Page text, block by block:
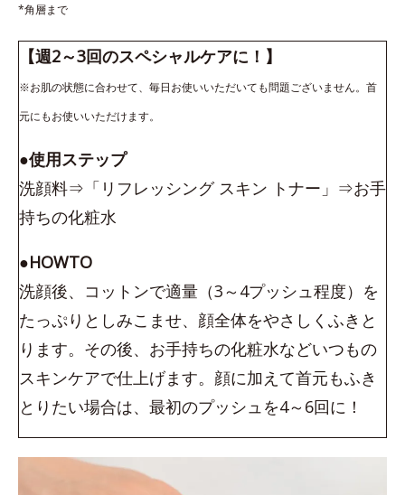
*角層まで
【週2～3回のスペシャルケアに！】
※お肌の状態に合わせて、毎日お使いいただいても問題ございません。首
元にもお使いいただけます。
●使用ステップ
洗顔料⇒「リフレッシング スキン トナー」⇒お手
持ちの化粧水
●HOWTO
洗顔後、コットンで適量（3～4プッシュ程度）を
たっぷりとしみこませ、顔全体をやさしくふきと
ります。その後、お手持ちの化粧水などいつもの
スキンケアで仕上げます。顔に加えて首元もふき
とりたい場合は、最初のプッシュを4～6回に！